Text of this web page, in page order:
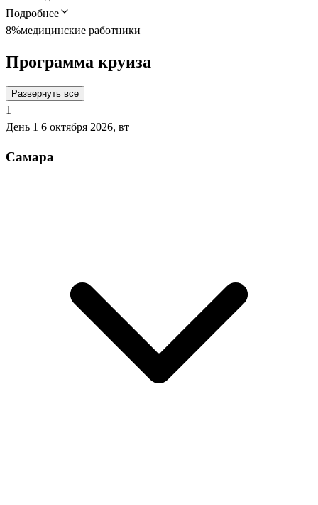
Подробнее
8%медицинские работники
Программа круиза
Развернуть все
1
День 1 6 октября 2026, вт
Самара